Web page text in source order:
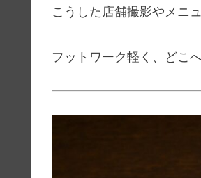
こうした店舗撮影やメニ
フットワーク軽く、どこ